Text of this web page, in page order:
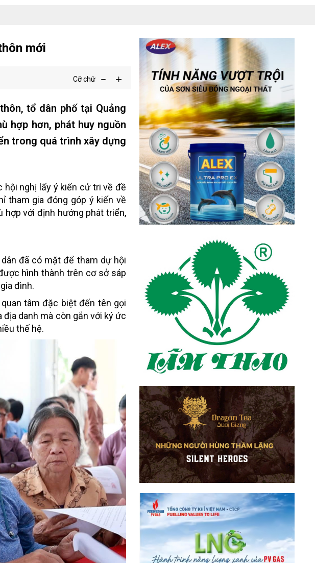
mới
Cỡ chữ
tổ dân phố tại Quảng
hợp hơn, phát huy nguồn
trong quá trình xây dựng
hội nghị lấy ý kiến cử tri về đề
tham gia đóng góp ý kiến về
hợp với định hướng phát triển,
đã có mặt để tham dự hội
hình thành trên cơ sở sáp
đình.
tâm đặc biệt đến tên gọi
danh mà còn gắn với ký ức
thế hệ.